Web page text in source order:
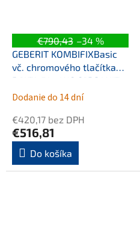
€790,43 –34 %
GEBERIT KOMBIFIXBasic
vč. chromového tlačítka
DELTA 51 + WC CERSANIT
CLEANON CASPIA +
CP1
Dodanie do 14 dní
€420,17 bez DPH
€516,81
Do košíka